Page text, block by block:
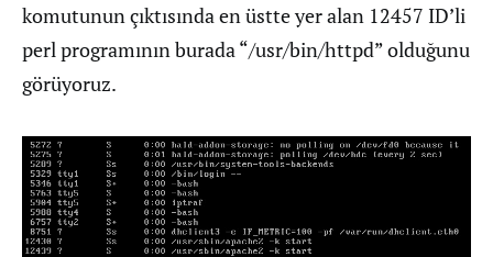
komutunun çıktısında en üstte yer alan 12457 ID’li
perl programının burada “/usr/bin/httpd” olduğunu
görüyoruz.